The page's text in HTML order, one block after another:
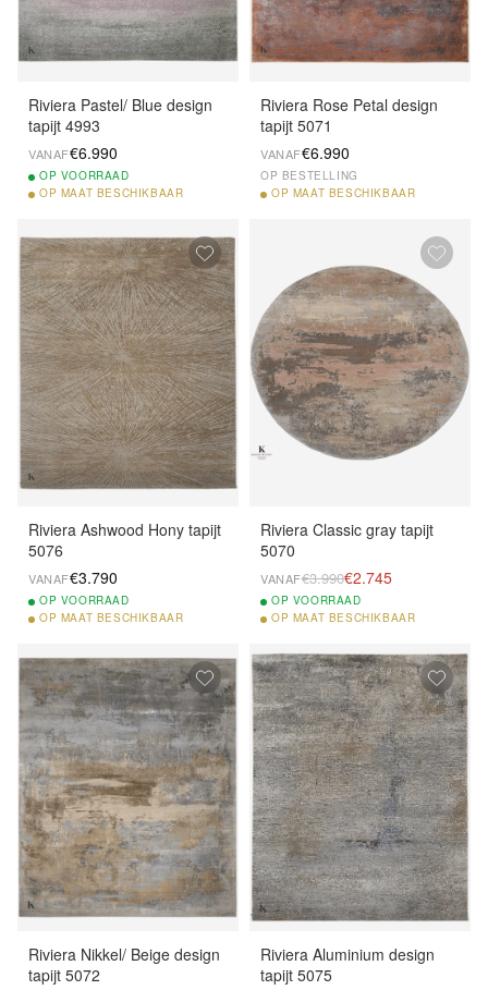
Riviera Pastel/ Blue design
tapijt 4993
VANAF€6.990
OP VOORRAAD
OP MAAT BESCHIKBAAR
Riviera Rose Petal design
tapijt 5071
VANAF€6.990
OP BESTELLING
OP MAAT BESCHIKBAAR
Riviera Ashwood Hony tapijt
5076
VANAF€3.790
OP VOORRAAD
OP MAAT BESCHIKBAAR
Riviera Classic gray tapijt
5070
VANAF€3.990€2.745
OP VOORRAAD
OP MAAT BESCHIKBAAR
Riviera Nikkel/ Beige design
tapijt 5072
Riviera Aluminium design
tapijt 5075